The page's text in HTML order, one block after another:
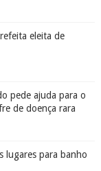
eleita de
pede ajuda para o
de doença rara
lugares para banho